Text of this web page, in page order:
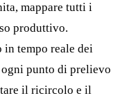
mappare tutti i
produttivo.
tempo reale dei
punto di prelievo
il ricircolo e il